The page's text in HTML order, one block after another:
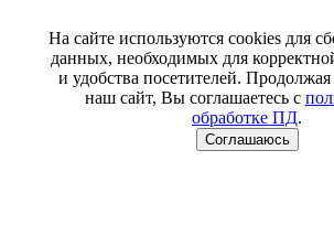
На сайте используются cookies для
данных, необходимых для
и удобства посетителей. Продолжая
наш сайт, Вы соглашаетесь с
обработке ПД.
Соглашаюсь